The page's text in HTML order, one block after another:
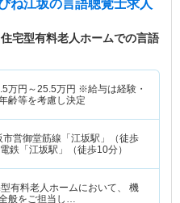
ね江坂の言語聴覚士求人
宅型有料老人ホームでの言語
万円～25.5万円 ※給与は経験・
齢等を考慮し決定
市営御堂筋線「江坂駅」（徒歩
鉄「江坂駅」（徒歩10分）
型有料老人ホームにおいて、 機
般をご担当し…